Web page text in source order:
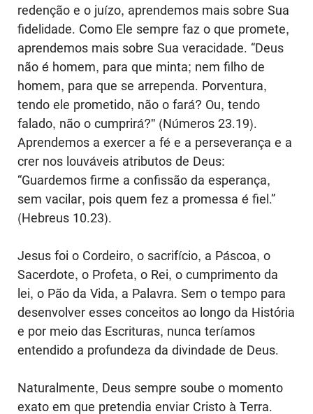
redenção e o juízo, aprendemos mais sobre Sua
fidelidade. Como Ele sempre faz o que promete,
aprendemos mais sobre Sua veracidade. “Deus
não é homem, para que minta; nem filho de
homem, para que se arrependa. Porventura,
tendo ele prometido, não o fará? Ou, tendo
falado, não o cumprirá?" (Números 23.19).
Aprendemos a exercer a fé e a perseverança e a
crer nos louváveis ​​atributos de Deus:
“Guardemos firme a confissão da esperança,
sem vacilar, pois quem fez a promessa é fiel.”
(Hebreus 10.23).
Jesus foi o Cordeiro, o sacrifício, a Páscoa, o
Sacerdote, o Profeta, o Rei, o cumprimento da
lei, o Pão da Vida, a Palavra. Sem o tempo para
desenvolver esses conceitos ao longo da História
e por meio das Escrituras, nunca teríamos
entendido a profundeza da divindade de Deus.
Naturalmente, Deus sempre soube o momento
exato em que pretendia enviar Cristo à Terra.